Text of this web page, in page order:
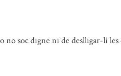
no soc digne ni de deslligar-li les